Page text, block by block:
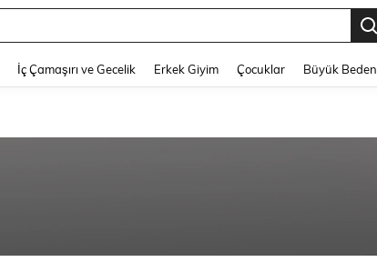
İç Çamaşırı ve Gecelik Erkek Giyim Çocuklar Büyük Beden